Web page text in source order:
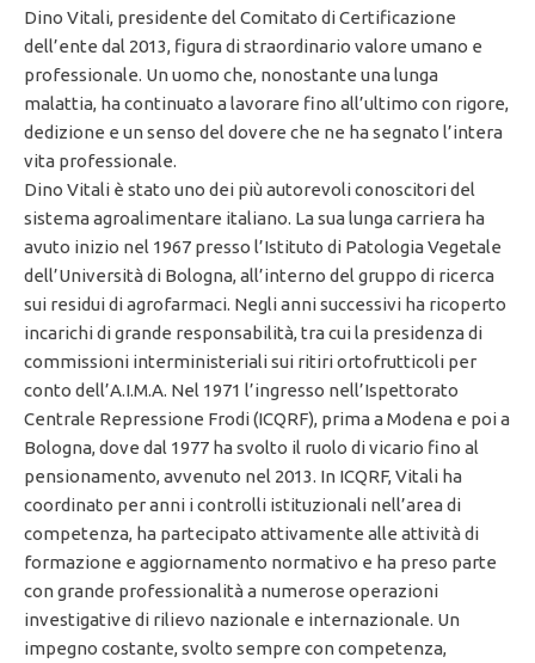
Dino Vitali, presidente del Comitato di Certificazione
dell’ente dal 2013, figura di straordinario valore umano e
professionale. Un uomo che, nonostante una lunga
malattia, ha continuato a lavorare fino all’ultimo con rigore,
dedizione e un senso del dovere che ne ha segnato l’intera
vita professionale.
Dino Vitali è stato uno dei più autorevoli conoscitori del
sistema agroalimentare italiano. La sua lunga carriera ha
avuto inizio nel 1967 presso l’Istituto di Patologia Vegetale
dell’Università di Bologna, all’interno del gruppo di ricerca
sui residui di agrofarmaci. Negli anni successivi ha ricoperto
incarichi di grande responsabilità, tra cui la presidenza di
commissioni interministeriali sui ritiri ortofrutticoli per
conto dell’A.I.M.A. Nel 1971 l’ingresso nell’Ispettorato
Centrale Repressione Frodi (ICQRF), prima a Modena e poi a
Bologna, dove dal 1977 ha svolto il ruolo di vicario fino al
pensionamento, avvenuto nel 2013. In ICQRF, Vitali ha
coordinato per anni i controlli istituzionali nell’area di
competenza, ha partecipato attivamente alle attività di
formazione e aggiornamento normativo e ha preso parte
con grande professionalità a numerose operazioni
investigative di rilievo nazionale e internazionale. Un
impegno costante, svolto sempre con competenza,